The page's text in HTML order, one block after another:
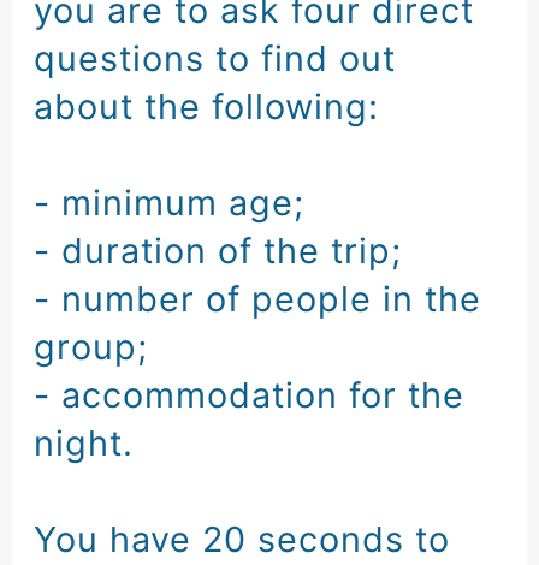
you are to ask four direct
questions to find out
about the following:
- minimum age;
- duration of the trip;
- number of people in the
group;
- accommodation for the
night.
You have 20 seconds to